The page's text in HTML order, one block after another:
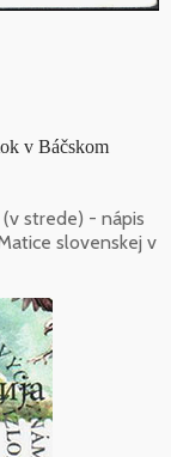
v Báčskom
strede) - nápis
slovenskej v